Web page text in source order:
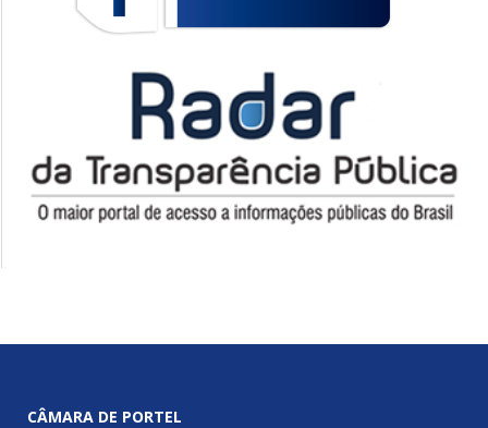
CÂMARA DE PORTEL